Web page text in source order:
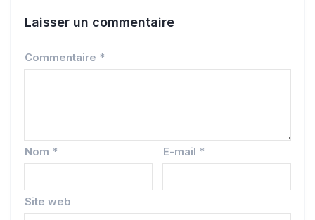
Laisser un commentaire
Commentaire *
Nom * E-mail *
Site web